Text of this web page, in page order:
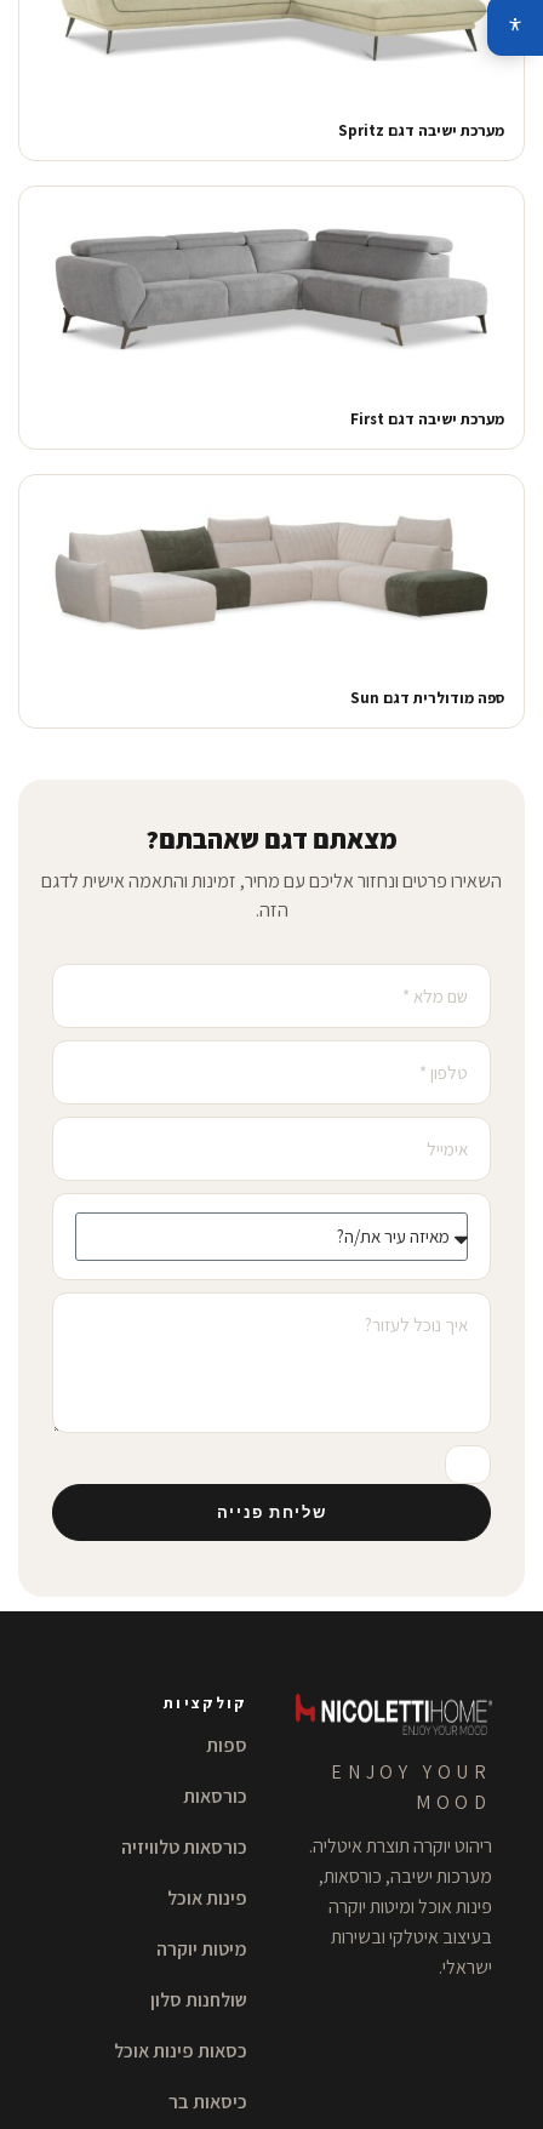
מערכת ישיבה דגם Spritz
מערכת ישיבה דגם First
ספה מודולרית דגם Sun
מצאתם דגם שאהבתם?
השאירו פרטים ונחזור אליכם עם מחיר, זמינות והתאמה אישית לדגם
הזה.
שליחת פנייה
ENJOY YOUR
MOOD
ריהוט יוקרה תוצרת איטליה.
מערכות ישיבה, כורסאות,
פינות אוכל ומיטות יוקרה
בעיצוב איטלקי ובשירות
ישראלי.
קולקציות
ספות
כורסאות
כורסאות טלוויזיה
פינות אוכל
מיטות יוקרה
שולחנות סלון
כסאות פינות אוכל
כיסאות בר